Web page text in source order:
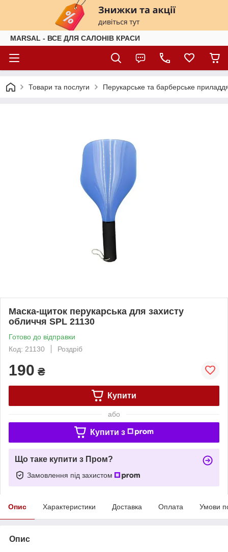
MARSAL - ВСЕ ДЛЯ САЛОНІВ КРАСИ
Товари та послуги Перукарське та барберське
Маска-щиток перукарська для захисту
обличчя SPL 21130
Готово до відправки
Код: 21130
Роздріб
190 ₴
Купити
або
Купити з
Що таке купити з Пром?
Замовлення під захистом
Опис Характеристики Доставка Оплата Умови
Опис